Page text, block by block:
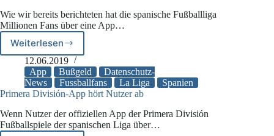
Wie wir bereits berichteten hat die spanische Fußballliga
Millionen Fans über eine App…
Weiterlesen
Spanische
Fußballfans
belauscht
12.06.2019
App
Bußgeld
Datenschutz-
News
Fussballfans La Liga
Spanien
Primera División-App hört Nutzer ab
Wenn Nutzer der offiziellen App der Primera División
Fußballspiele der spanischen Liga über…